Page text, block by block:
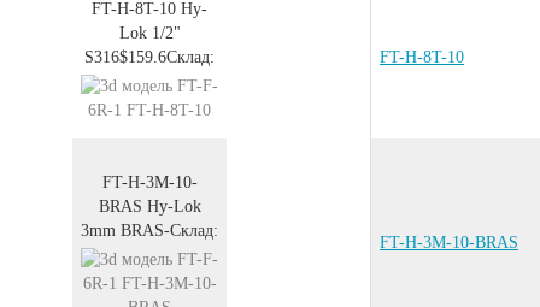
FT-H-8T-10 Hy-
Lok 1/2"
S316$159.6Склад: FT-H-8T-10
FT-H-3M-10-
BRAS Hy-Lok
3mm BRAS-Склад:
FT-H-3M-10-BRAS